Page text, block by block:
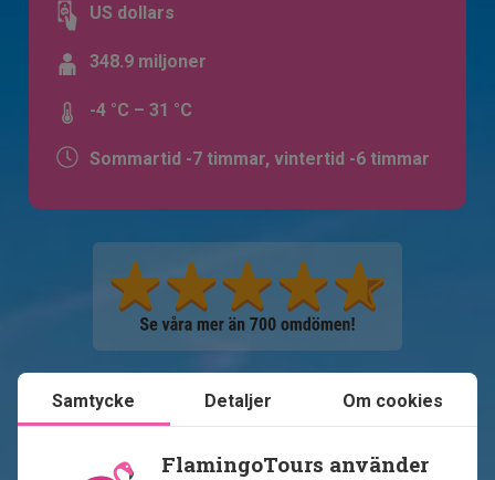
US dollars
348.9 miljoner
-4 °C – 31 °C
Sommartid -7 timmar, vintertid -6 timmar
USA
Se karta
Samtycke Detaljer Om cookies
FlamingoTours använder